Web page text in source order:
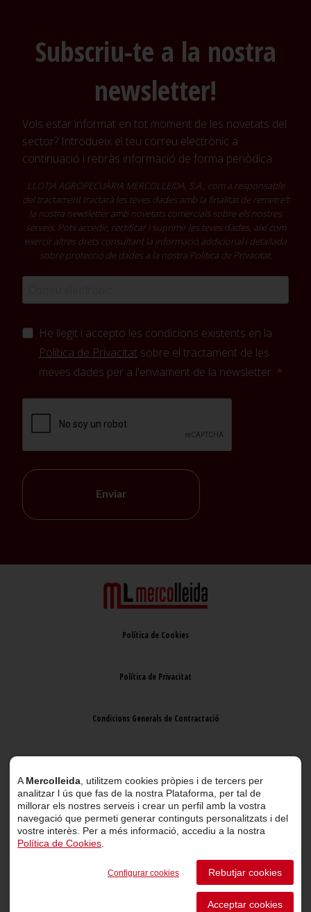
Subscriu-te a la nostra
newsletter!
Vols estar informat en tot moment de les novetats del
sector? Introdueix el teu correu electrònic a
continuació i rebràs informació de forma periòdica
LLOTJA AGROPECUÀRIA MERCOLLEIDA, S.A., com a responsable
del tractament tractarà les teves dades amb la finalitat de remetre't
la nostra newsletter amb novetats comercials sobre els nostres
serveis. Pots accedir, rectificar i suprimir les teves dades, així com
exercir altres drets consultant la informació addicional i detallada
sobre protecció de dades a la nostra Política de Privacitat.
He llegit i accepto les condicions existents en la
Política de Privacitat sobre el tractament de les
meves dades per a l'enviament de la newsletter.
Enviar
Política de Cookies
Política de Privacitat
Condicions Generals de Contractació
© 2026 Mercolleida. Tots els drets reservats.
ACTIUM Digital
A Mercolleida , utilitzem cookies pròpies i de tercers per
analitzar l ús que fas de la nostra Plataforma, per tal de
millorar els nostres serveis i crear un perfil amb la vostra
navegació que permeti generar continguts personalitzats i del
vostre interès. Per a més informació, accediu a la nostra
Política de Cookies
Configurar cookies Rebutjar cookies
Acceptar cookies